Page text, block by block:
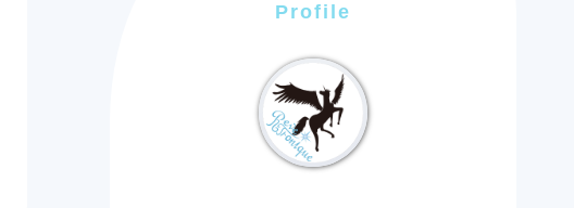
Profile